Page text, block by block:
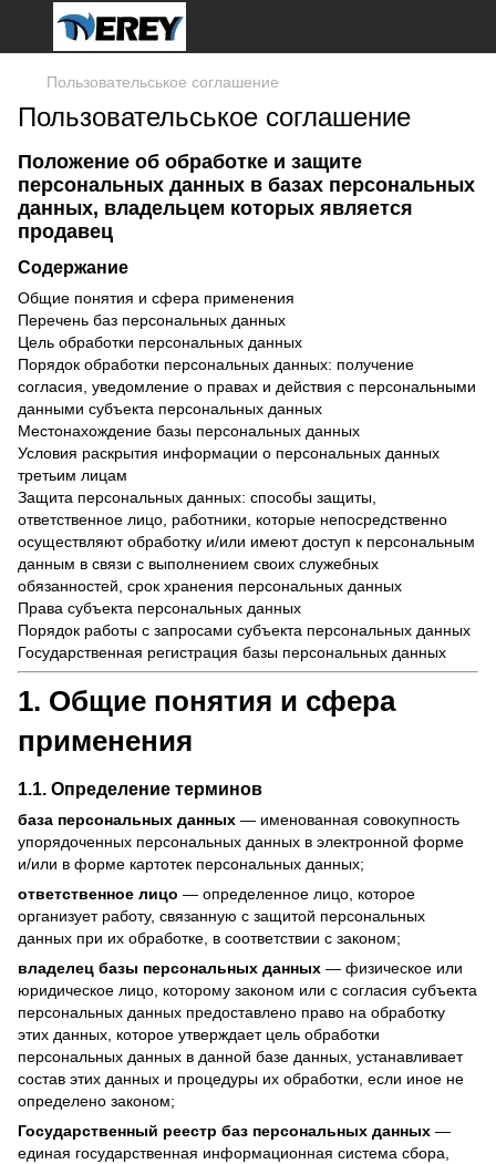
Пользовательськое соглашение
Пользовательськое соглашение
Положение об обработке и защите
персональных данных в базах персональных
данных, владельцем которых является
продавец
Содержание
Общие понятия и сфера применения
Перечень баз персональных данных
Цель обработки персональных данных
Порядок обработки персональных данных: получение
согласия, уведомление о правах и действия с персональными
данными субъекта персональных данных
Местонахождение базы персональных данных
Условия раскрытия информации о персональных данных
третьим лицам
Защита персональных данных: способы защиты,
ответственное лицо, работники, которые непосредственно
осуществляют обработку и/или имеют доступ к персональным
данным в связи с выполнением своих служебных
обязанностей, срок хранения персональных данных
Права субъекта персональных данных
Порядок работы с запросами субъекта персональных данных
Государственная регистрация базы персональных данных
1. Общие понятия и сфера
применения
1.1. Определение терминов
база персональных данных — именованная совокупность
упорядоченных персональных данных в электронной форме
и/или в форме картотек персональных данных;
ответственное лицо — определенное лицо, которое
организует работу, связанную с защитой персональных
данных при их обработке, в соответствии с законом;
владелец базы персональных данных — физическое или
юридическое лицо, которому законом или с согласия субъекта
персональных данных предоставлено право на обработку
этих данных, которое утверждает цель обработки
персональных данных в данной базе данных, устанавливает
состав этих данных и процедуры их обработки, если иное не
определено законом;
Государственный реестр баз персональных данных —
единая государственная информационная система сбора,